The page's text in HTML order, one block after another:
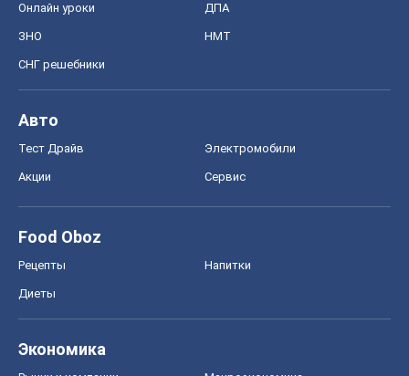
Онлайн уроки ДПА
ЗНО НМТ
СНГ решебники
Авто
Тест Драйв Электромобили
Акции Сервис
Food Oboz
Рецепты Напитки
Диеты
Экономика